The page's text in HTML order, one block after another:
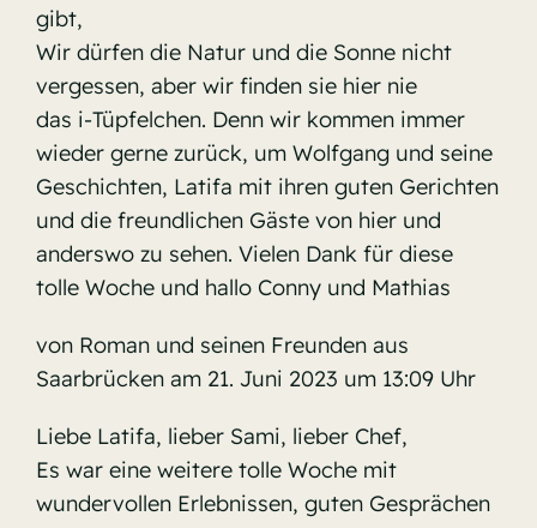
gibt,
Wir dürfen die Natur und die Sonne nicht
vergessen, aber wir finden sie hier nie
das i-Tüpfelchen. Denn wir kommen immer
wieder gerne zurück, um Wolfgang und seine
Geschichten, Latifa mit ihren guten Gerichten
und die freundlichen Gäste von hier und
anderswo zu sehen. Vielen Dank für diese
tolle Woche und hallo Conny und Mathias
von Roman und seinen Freunden aus
Saarbrücken am 21. Juni 2023 um 13:09 Uhr
Liebe Latifa, lieber Sami, lieber Chef,
Es war eine weitere tolle Woche mit
wundervollen Erlebnissen, guten Gesprächen